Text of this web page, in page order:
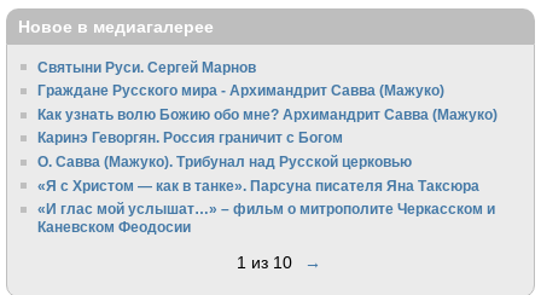
Новое в медиагалерее
Святыни Руси. Сергей Марнов
Граждане Русского мира - Архимандрит Савва (Мажуко)
Как узнать волю Божию обо мне? Архимандрит Савва (Мажуко)
Каринэ Геворгян. Россия граничит с Богом
О. Савва (Мажуко). Трибунал над Русской церковью
«Я с Христом — как в танке». Парсуна писателя Яна Таксюра
«И глас мой услышат…» – фильм о митрополите Черкасском и
Каневском Феодосии
1 из 10 →